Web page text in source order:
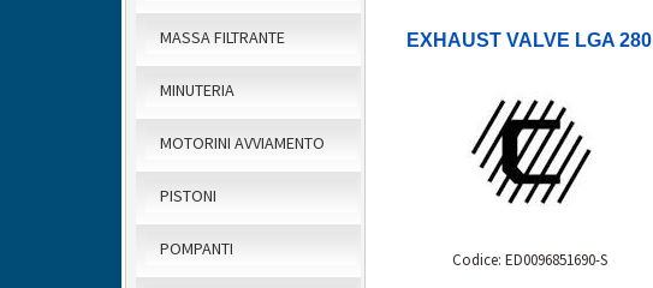
MASSA FILTRANTE
MINUTERIA
MOTORINI AVVIAMENTO
PISTONI
POMPANTI
EXHAUST VALVE LGA 280
Codice: ED0096851690-S